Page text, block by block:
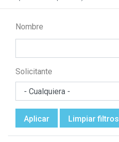
Nombre
Solicitante
Aplicar Limpiar filtros